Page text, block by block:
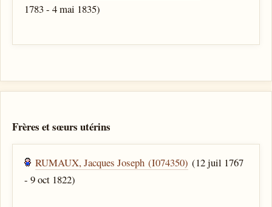
1783 - 4 mai 1835)
Frères et sœurs utérins
RUMAUX, Jacques Joseph (I074350) (12 juil 1767
- 9 oct 1822)